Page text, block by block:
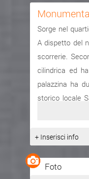
Sorge nel
A dispetto del
scorrerie.
cilindrica ed
palazzina ha
storico locale
sotto la
dunque, che
ed imponente,
fino al 1503
+ Inserisci info
Foto